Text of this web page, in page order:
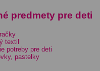
predmety pre deti
textil
potreby pre deti
pastelky